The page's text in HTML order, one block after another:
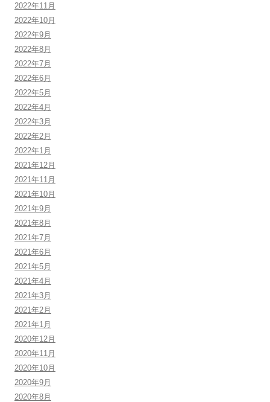
2022年11月
2022年10月
2022年9月
2022年8月
2022年7月
2022年6月
2022年5月
2022年4月
2022年3月
2022年2月
2022年1月
2021年12月
2021年11月
2021年10月
2021年9月
2021年8月
2021年7月
2021年6月
2021年5月
2021年4月
2021年3月
2021年2月
2021年1月
2020年12月
2020年11月
2020年10月
2020年9月
2020年8月